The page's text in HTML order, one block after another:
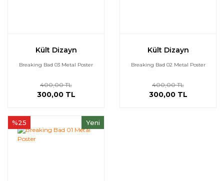
Kült Dizayn
Breaking Bad 03 Metal Poster
400,00 TL
300,00 TL
Kült Dizayn
Breaking Bad 02 Metal Poster
400,00 TL
300,00 TL
Yeni
%25